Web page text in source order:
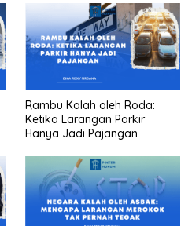
Rambu Kalah oleh Roda:
Ketika Larangan Parkir
Hanya Jadi Pajangan